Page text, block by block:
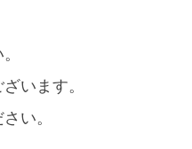
います。
い。